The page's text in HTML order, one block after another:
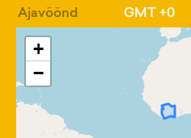
Ajavöönd
GMT +0
+
−